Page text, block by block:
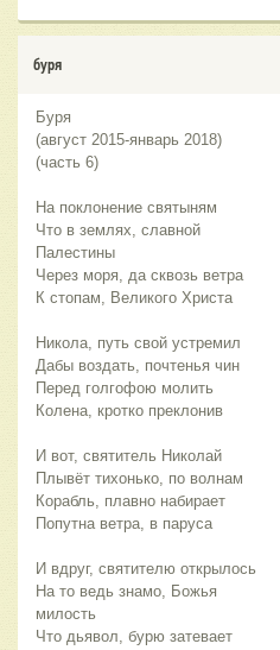
буря
Буря
(август 2015-январь 2018)
(часть 6)
На поклонение святыням
Что в землях, славной
Палестины
Через моря, да сквозь ветра
К стопам, Великого Христа
Никола, путь свой устремил
Дабы воздать, почтенья чин
Перед голгофою молить
Колена, кротко преклонив
И вот, святитель Николай
Плывёт тихонько, по волнам
Корабль, плавно набирает
Попутна ветра, в паруса
И вдруг, святителю открылось
На то ведь знамо, Божья
милость
Что дьявол, бурю затевает